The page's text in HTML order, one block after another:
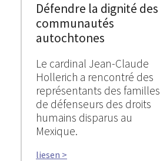
Défendre la dignité des
communautés
autochtones
Le cardinal Jean-Claude
Hollerich a rencontré des
représentants des familles
de défenseurs des droits
humains disparus au
Mexique.
liesen >